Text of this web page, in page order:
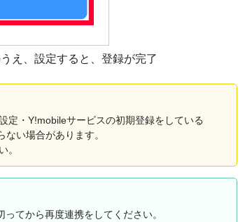
え、設定すると、登録が完了
定・Y!mobileサービスの初期登録をしている
い場合があります。
。
てから再度連携をしてください。